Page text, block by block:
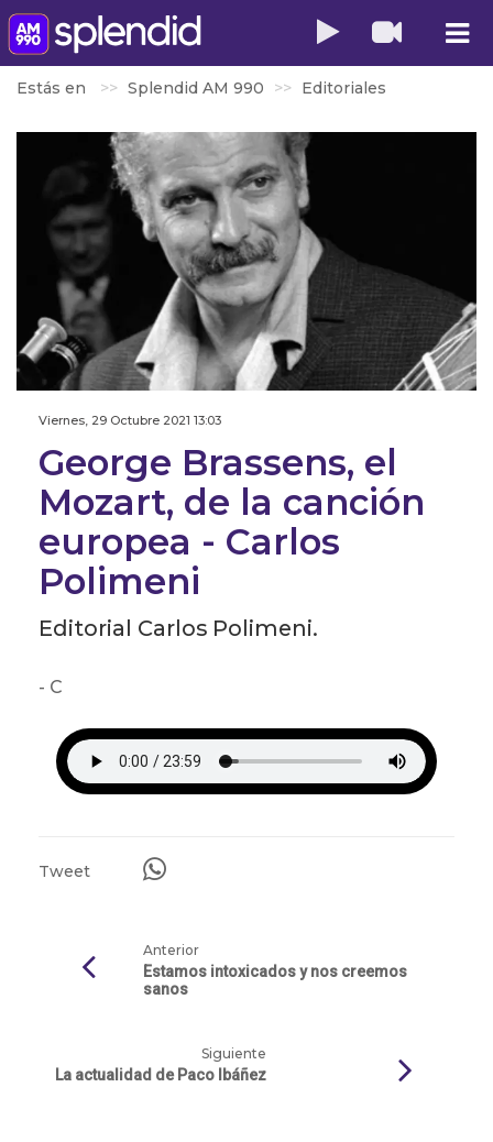
Estás en Splendid AM 990 Editoriales
Viernes, 29 Octubre 2021 13:03
George Brassens, el
Mozart, de la canción
europea - Carlos
Polimeni
Editorial Carlos Polimeni.
- C
Tweet
Anterior
Estamos intoxicados y nos creemos
sanos
Siguiente
La actualidad de Paco Ibáñez